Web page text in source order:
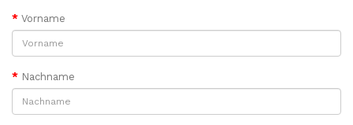
Vorname
Nachname